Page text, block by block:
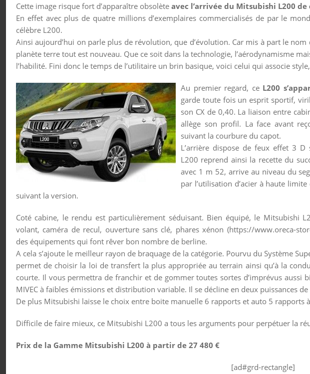
Cette image risque fort d’apparaître obsolète avec l’arrivée du Mitsubishi L200
En effet avec plus de quatre millions d’exemplaires commercialisés de par le
célèbre L200.
Ainsi aujourd’hui on parle plus de révolution, que d’évolution. Car mis à part le
planète terre tout est nouveau. Que ce soit dans la technologie, l’aérodynamisme
l’habilité. Fini donc le temps de l’utilitaire un brin basique, voici celui qui associe
Au premier regard, ce L200
garde toute fois un esprit sportif,
son CX de 0,40. La liaison entre
allège son profil. La face avant
suivant la courbure du capot.
L’arrière dispose de feux effet 3
L200 reprend ainsi la recette du
avec 1 m 52, arrive au niveau du
par l’utilisation d’acier à haute
suivant la version.
Coté cabine, le rendu est particulièrement séduisant. Bien équipé, le Mitsubishi
volant, caméra de recul, ouverture sans clé, phares xénon (https://www.oreca-
des équipements qui font rêver bon nombre de berline.
A cela s’ajoute le meilleur rayon de braquage de la catégorie. Pourvu du Système
permet de choisir la loi de transfert la plus appropriée au terrain ainsi qu’à la
courte. Il vous permettra de franchir et de gommer toutes sortes d’imprévus
MIVEC à faibles émissions et distribution variable. Il se décline en deux puissances
De plus Mitsubishi laisse le choix entre boite manuelle 6 rapports et auto 5 rapports
Difficile de faire mieux, ce Mitsubishi L200 a tous les arguments pour perpétuer la
Prix de la Gamme Mitsubishi L200 à partir de 27 480 €
[ad#grd-rectangle]